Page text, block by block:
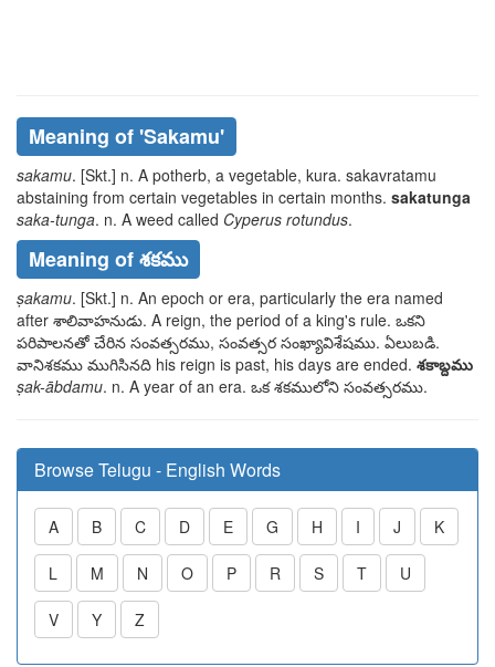
Meaning of 'sakamu'
sakamu. [Skt.] n. A potherb, a vegetable, kura. sakavratamu
abstaining from certain vegetables in certain months. sakatunga
saka-tunga. n. A weed called Cyperus rotundus.
Meaning of శకము
ṣakamu. [Skt.] n. An epoch or era, particularly the era named
after శాలివాహనుడు. A reign, the period of a king's rule. ఒకని
పరిపాలనతో చేరిన సంవత్సరము, సంవత్సర సంఖ్యావిశేషము. ఏలుబడి.
వానిశకము ముగిసినది his reign is past, his days are ended. శకాబ్దము
ṣak-ābdamu. n. A year of an era. ఒక శకములోని సంవత్సరము.
Browse Telugu - English Words
A B C D E G H I J K
L M N O P R S T U
V Y Z